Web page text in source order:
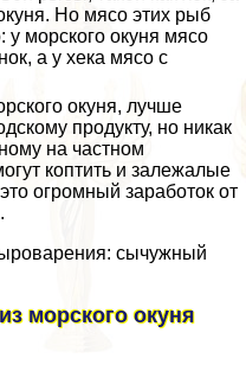
Но мясо этих рыб
у морского окуня мясо
а у хека мясо с
окуня, лучше
продукту, но никак
на частном
коптить и залежалые
огромный заработок от
сычужный
морского окуня